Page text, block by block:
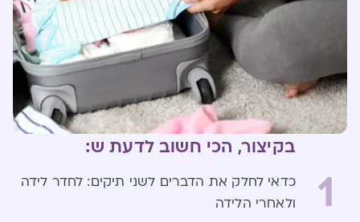
בקיצור, הכי חשוב לדעת ש:
1
כדאי לחלק את הדברים לשני תיקים: לחדר לידה
ולאחרי הלידה